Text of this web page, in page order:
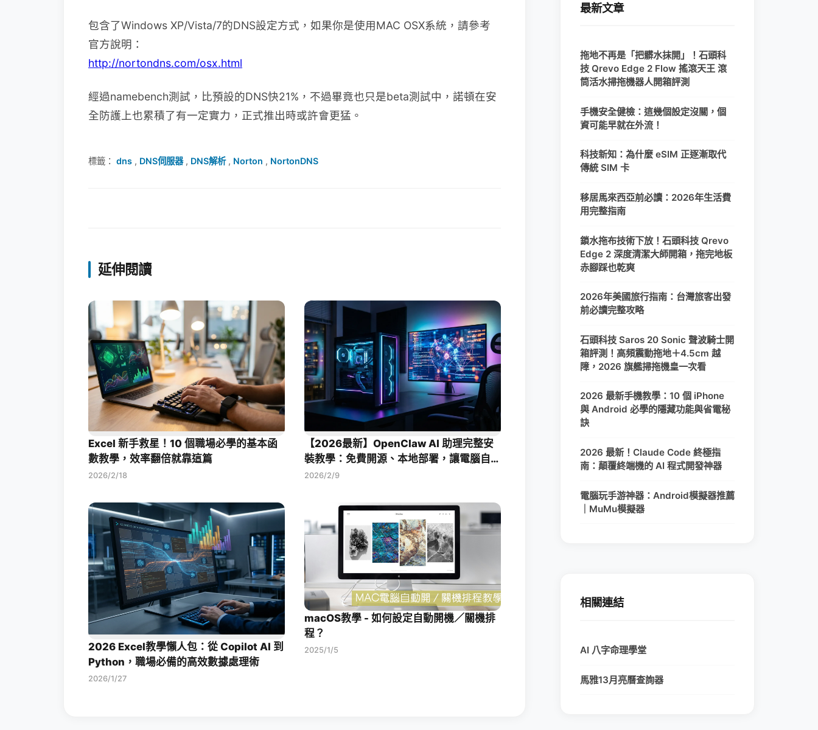
包含了Windows XP/Vista/7的DNS設定方式，如果你是使用MAC OSX系統，請參考
官方說明：
http://nortondns.com/osx.html
經過namebench測試，比預設的DNS快21%，不過畢竟也只是beta測試中，諾頓在安
全防護上也累積了有一定實力，正式推出時或許會更猛。
標籤： dns , DNS伺服器, DNS解析, Norton , NortonDNS
延伸閱讀
Excel 新手救星！10 個職場必學的基本函
數教學，效率翻倍就靠這篇
2026/2/18
【2026最新】OpenClaw AI 助理完整安
裝教學：免費開源、本地部署，讓電腦自動
幫你工作！
2026/2/9
2026 Excel教學懶人包：從 Copilot AI 到
Python，職場必備的高效數據處理術
2026/1/27
macOS教學 - 如何設定自動開機／關機排
程？
2025/1/5
最新文章
拖地不再是「把髒水抹開」！石頭科
技 Qrevo Edge 2 Flow 搖滾天王 滾
筒活水掃拖機器人開箱評測
手機安全健檢：這幾個設定沒關，個
資可能早就在外流！
科技新知：為什麼 eSIM 正逐漸取代
傳統 SIM 卡
移居馬來西亞前必讀：2026年生活費
用完整指南
鎖水拖布技術下放！石頭科技 Qrevo
Edge 2 深度清潔大師開箱，拖完地板
赤腳踩也乾爽
2026年美國旅行指南：台灣旅客出發
前必讀完整攻略
石頭科技 Saros 20 Sonic 聲波騎士開
箱評測！高頻震動拖地＋4.5cm 越
障，2026 旗艦掃拖機皇一次看
2026 最新手機教學：10 個 iPhone
與 Android 必學的隱藏功能與省電秘
訣
2026 最新！Claude Code 終極指
南：顛覆終端機的 AI 程式開發神器
電腦玩手游神器：Android模擬器推薦
｜MuMu模擬器
相關連結
AI 八字命理學堂
馬雅13月亮曆查詢器